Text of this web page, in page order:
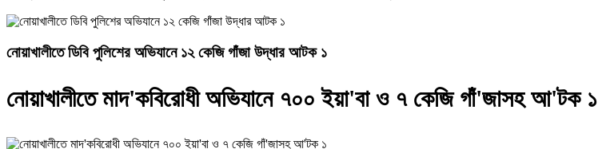
নোয়াখালীতে ডিবি পুলিশের অভিযানে ১২ কেজি গাঁজা উদ্ধার আটক ১
নোয়াখালীতে মাদ'কবিরোধী অভিযানে ৭০০ ইয়া'বা ও ৭ কেজি গাঁ'জাসহ আ'টক ১